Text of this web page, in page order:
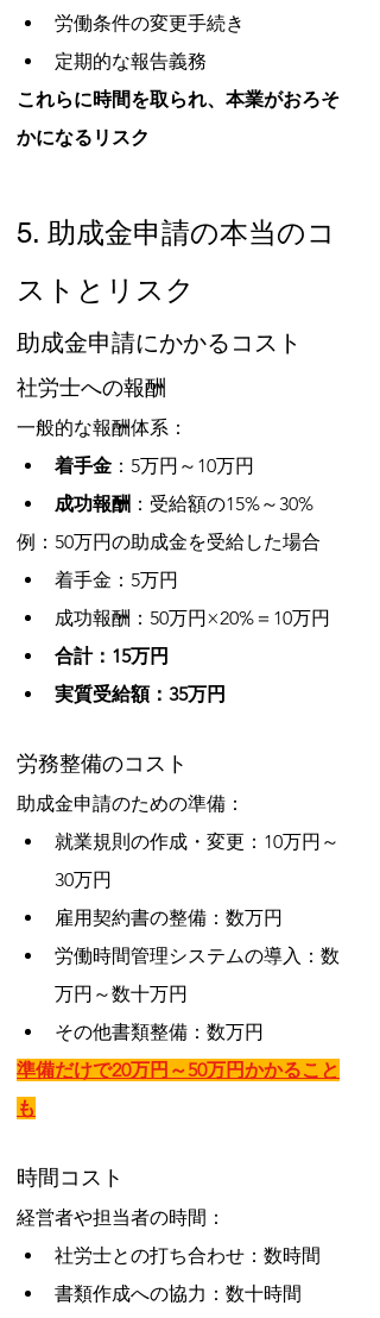
労働条件の変更手続き
定期的な報告義務
これらに時間を取られ、本業がおろそ
かになるリスク
5. 助成金申請の本当のコ
ストとリスク
助成金申請にかかるコスト
社労士への報酬
一般的な報酬体系：
着手金 ：5万円～10万円
成功報酬 ：受給額の15%～30%
例：50万円の助成金を受給した場合
着手金：5万円
成功報酬：50万円×20%＝10万円
合計：15万円
実質受給額：35万円
労務整備のコスト
助成金申請のための準備：
就業規則の作成・変更：10万円～
30万円
雇用契約書の整備：数万円
労働時間管理システムの導入：数
万円～数十万円
その他書類整備：数万円
準備だけで20万円～50万円かかること
も
時間コスト
経営者や担当者の時間：
社労士との打ち合わせ：数時間
書類作成への協力：数十時間